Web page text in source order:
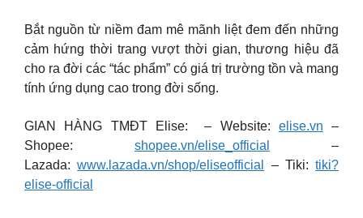
Bắt nguồn từ niềm đam mê mãnh liệt đem đến những
cảm hứng thời trang vượt thời gian, thương hiệu đã
cho ra đời các “tác phẩm” có giá trị trường tồn và mang
tính ứng dụng cao trong đời sống.
GIAN HÀNG TMĐT Elise: – Website: elise.vn –
Shopee: shopee.vn/elise_official
–
Lazada:www.lazada.vn/shop/eliseofficial – Tiki: tiki?
elise-official